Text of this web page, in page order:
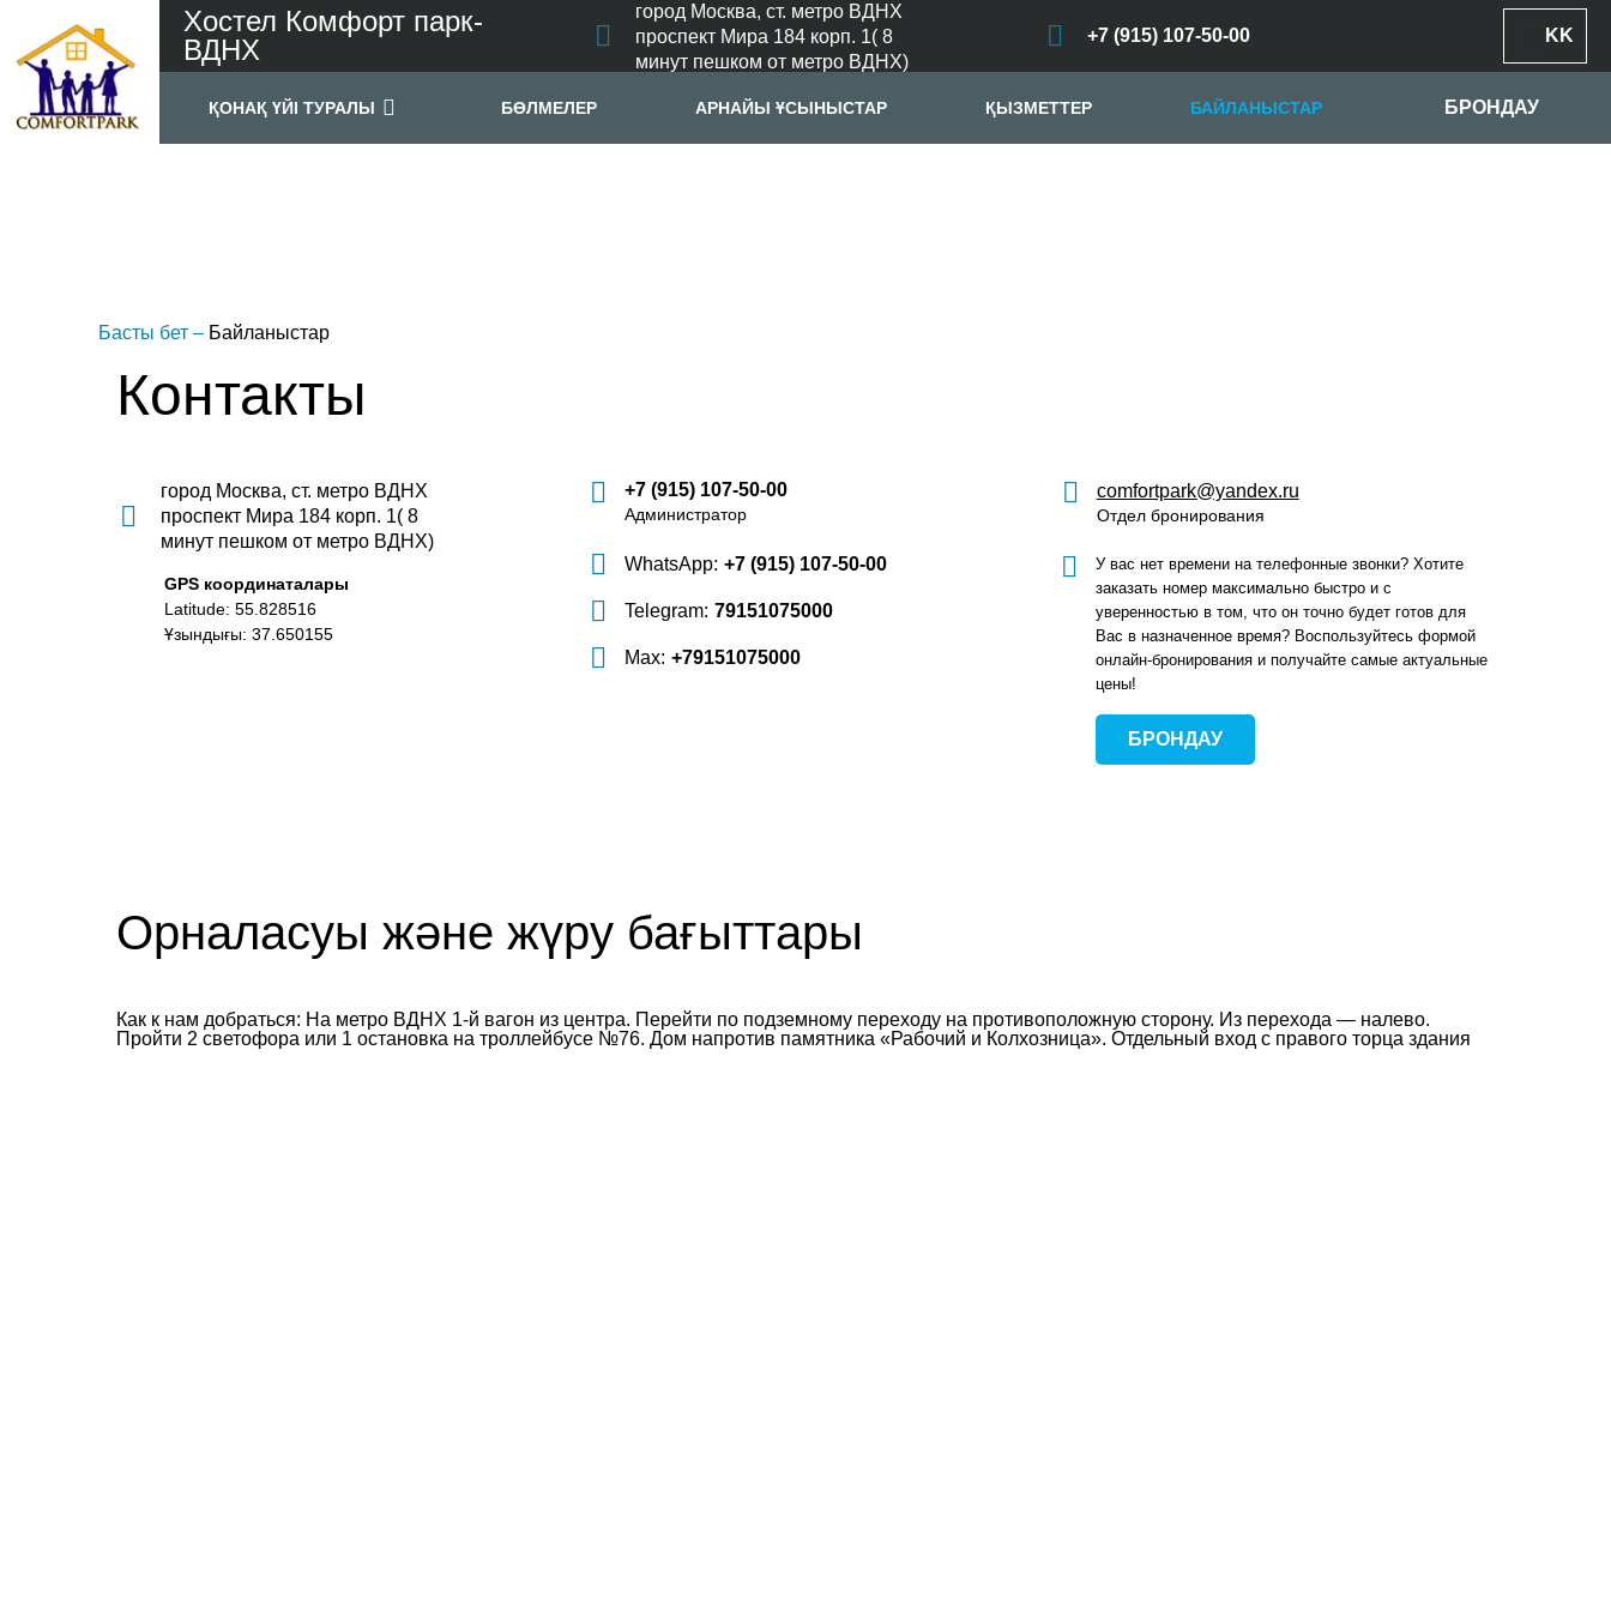
Хостел Комфорт парк-
ВДНХ
город Москва, ст. метро ВДНХ
проспект Мира 184 корп. 1( 8
минут пешком от метро ВДНХ)
+7 (915) 107-50-00 KK
ҚОНАҚ ҮЙІ ТУРАЛЫ БӨЛМЕЛЕР АРНАЙЫ ҰСЫНЫСТАР ҚЫЗМЕТТЕР БАЙЛАНЫСТАР БРОНДАУ
Басты бет – Байланыстар
Контакты
город Москва, ст. метро ВДНХ
проспект Мира 184 корп. 1( 8
минут пешком от метро ВДНХ)
GPS координаталары
Latitude: 55.828516
Ұзындығы: 37.650155
+7 (915) 107-50-00
Администратор
WhatsApp: +7 (915) 107-50-00
Telegram: 79151075000
Max: +79151075000
comfortpark@yandex.ru
Отдел бронирования
У вас нет времени на телефонные звонки? Хотите
заказать номер максимально быстро и с
уверенностью в том, что он точно будет готов для
Вас в назначенное время? Воспользуйтесь формой
онлайн-бронирования и получайте самые актуальные
цены!
БРОНДАУ
Орналасуы және жүру бағыттары
Как к нам добраться: На метро ВДНХ 1-й вагон из центра. Перейти по подземному переходу на противоположную сторону. Из перехода — налево.
Пройти 2 светофора или 1 остановка на троллейбусе №76. Дом напротив памятника «Рабочий и Колхозница». Отдельный вход с правого торца здания